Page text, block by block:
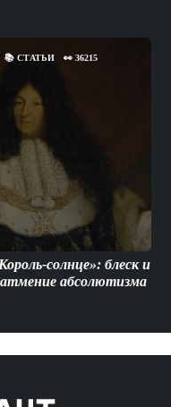
📚СТАТЬИ 👀36215
солнце»: блеск и
абсолютизма